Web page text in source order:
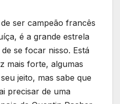
ser campeão francês
é a grande estrela
se focar nisso. Está
mais forte, algumas
jeito, mas sabe que
precisar de uma